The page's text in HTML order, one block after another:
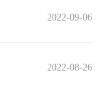
2022-09-06
2022-08-26